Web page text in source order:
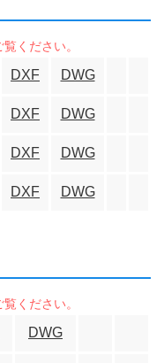
DXF DWG
DXF DWG
DXF DWG
DXF DWG
DWG